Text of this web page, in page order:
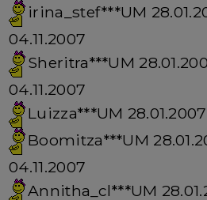
irina_stef***UM
04.11.2007
Sheritra***UM
04.11.2007
Luizza***UM
Boomitza***UM
04.11.2007
Annitha_cl***UM